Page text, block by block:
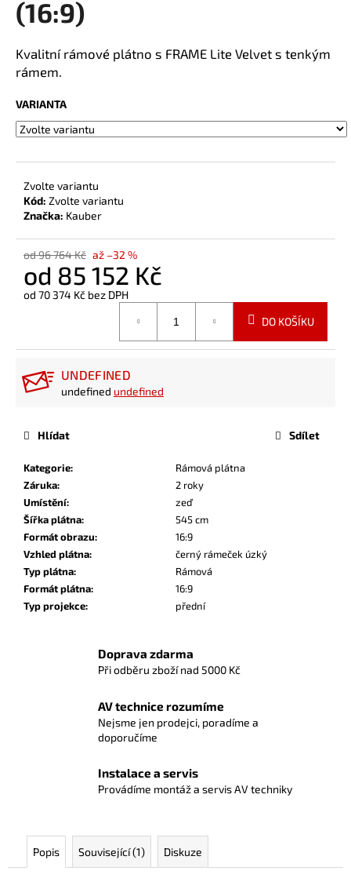
(16:9)
Kvalitní rámové plátno s FRAME Lite Velvet s tenkým
rámem.
VARIANTA
Zvolte variantu
Kód: Zvolte variantu
Značka: Kauber
od 96 764 Kč až –32 %
od 85 152 Kč
od 70 374 Kč bez DPH
DO KOŠÍKU
UNDEFINED
undefined undefined
Kategorie:
Rámová plátna
Záruka:
2 roky
Umístění:
zeď
Šířka plátna:
545 cm
Formát obrazu:
16:9
Vzhled plátna:
černý rámeček úzký
Typ plátna:
Rámová
Formát plátna:
16:9
Typ projekce: přední
Hlídat Sdílet
Doprava zdarma
Při odběru zboží nad 5000 Kč
AV technice rozumíme
Nejsme jen prodejci, poradíme a
doporučíme
Instalace a servis
Provádíme montáž a servis AV techniky
Popis Související (1) Diskuze
a
í
t
?